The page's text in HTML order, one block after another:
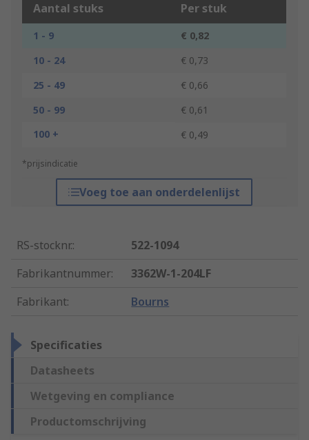
Aantal stuks Per stuk
1 - 9
€ 0,82
10 - 24
€ 0,73
25 - 49
€ 0,66
50 - 99
€ 0,61
100 +
€ 0,49
*prijsindicatie
Voeg toe aan onderdelenlijst
RS-stocknr.:
522-1094
Fabrikantnummer:
3362W-1-204LF
Fabrikant: Bourns
Specificaties
Datasheets
Wetgeving en compliance
Productomschrijving